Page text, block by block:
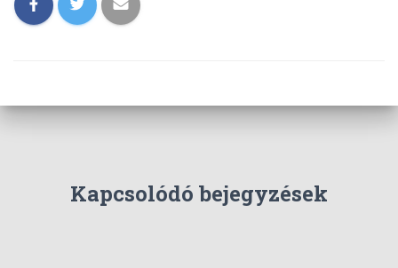
Kapcsolódó bejegyzések